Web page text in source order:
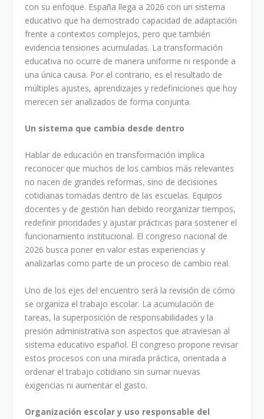
con su enfoque. España llega a 2026 con un sistema
educativo que ha demostrado capacidad de adaptación
frente a contextos complejos, pero que también
evidencia tensiones acumuladas. La transformación
educativa no ocurre de manera uniforme ni responde a
una única causa. Por el contrario, es el resultado de
múltiples ajustes, aprendizajes y redefiniciones que hoy
merecen ser analizados de forma conjunta.
Un sistema que cambia desde dentro
Hablar de educación en transformación implica
reconocer que muchos de los cambios más relevantes
no nacen de grandes reformas, sino de decisiones
cotidianas tomadas dentro de las escuelas. Equipos
docentes y de gestión han debido reorganizar tiempos,
redefinir prioridades y ajustar prácticas para sostener el
funcionamiento institucional. El congreso nacional de
2026 busca poner en valor estas experiencias y
analizarlas como parte de un proceso de cambio real.
Uno de los ejes del encuentro será la revisión de cómo
se organiza el trabajo escolar. La acumulación de
tareas, la superposición de responsabilidades y la
presión administrativa son aspectos que atraviesan al
sistema educativo español. El congreso propone revisar
estos procesos con una mirada práctica, orientada a
ordenar el trabajo cotidiano sin sumar nuevas
exigencias ni aumentar el gasto.
Organización escolar y uso responsable del